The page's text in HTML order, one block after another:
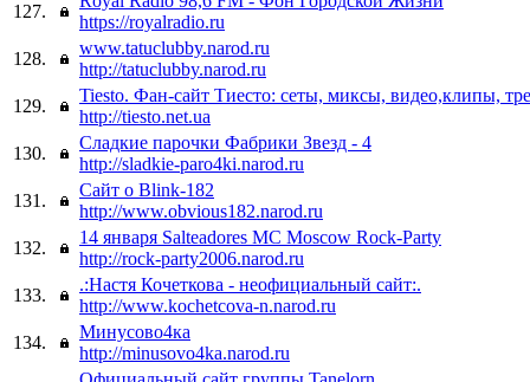
127.
https://royalradio.ru
128.
www.tatuclubby.narod.ru
http://tatuclubby.narod.ru
129.
Tiesto. Фан-сайт Тиесто: сеты, миксы, видео,клипы,
http://tiesto.net.ua
130.
Сладкие парочки Фабрики Звезд - 4
http://sladkie-paro4ki.narod.ru
131.
Сайт о Blink-182
http://www.obvious182.narod.ru
132.
14 января Salteadores MC Moscow Rock-Party
http://rock-party2006.narod.ru
133.
.:Настя Кочеткова - неофициальный сайт:.
http://www.kochetcova-n.narod.ru
134.
Минусово4ка
http://minusovo4ka.narod.ru